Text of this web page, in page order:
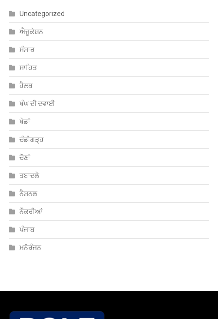
Uncategorized
ਐਜੂਕੇਸ਼ਨ
ਸੰਸਾਰ
ਸਾਹਿਤ
ਹੈਲਥ
ਖੰਘ ਦੀ ਦਵਾਈ
ਖੇਡਾਂ
ਚੰਡੀਗੜ੍ਹ
ਚੋਣਾਂ
ਤਬਾਦਲੇ
ਨੈਸ਼ਨਲ
ਨੌਕਰੀਆਂ
ਪੰਜਾਬ
ਮਨੋਰੰਜਨ